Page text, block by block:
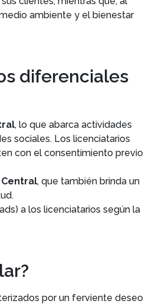
ambiente y el bienestar
diferenciales
, lo que abarca actividades
sociales. Los licenciatarios
con el consentimiento previo
, que también brinda un
a los licenciatarios según la
por un ferviente deseo